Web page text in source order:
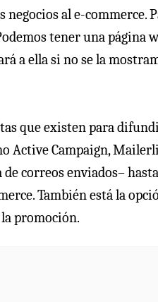
al e-commerce.
tener una página
a ella si no se la
que existen para
Active Campaign,
correos enviados–
También está la
promoción.